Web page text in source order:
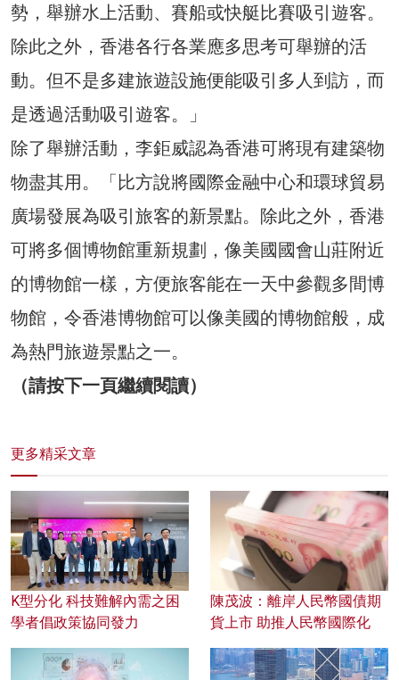
勢，舉辦水上活動、賽船或快艇比賽吸引遊客。
除此之外，香港各行各業應多思考可舉辦的活
動。但不是多建旅遊設施便能吸引多人到訪，而
是透過活動吸引遊客。」
除了舉辦活動，李鉅威認為香港可將現有建築物
物盡其用。「比方說將國際金融中心和環球貿易
廣場發展為吸引旅客的新景點。除此之外，香港
可將多個博物館重新規劃，像美國國會山莊附近
的博物館一樣，方便旅客能在一天中參觀多間博
物館，令香港博物館可以像美國的博物館般，成
為熱門旅遊景點之一。
（請按下一頁繼續閱讀）
更多精采文章
K型分化 科技難解內需之困
學者倡政策協同發力
陳茂波：離岸人民幣國債期
貨上市 助推人民幣國際化